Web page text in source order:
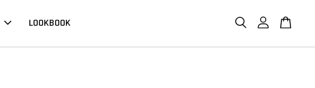
LOOKBOOK